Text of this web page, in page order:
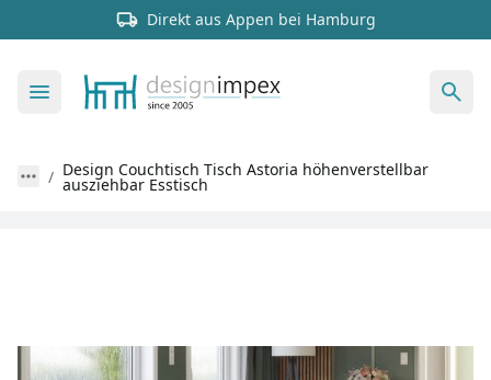
Direkt aus Appen bei Hamburg
Design Couchtisch Tisch Astoria höhenverstellbar
ausziehbar Esstisch